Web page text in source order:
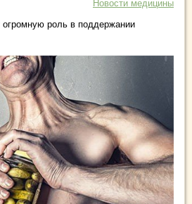
Новости медицины
роль в поддержании